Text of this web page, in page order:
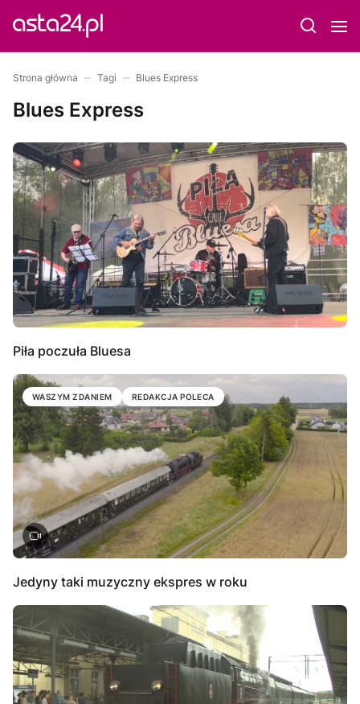
Strona główna Tagi Blues Express
Blues Express
Piła poczuła Bluesa
WASZYM ZDANIEM REDAKCJA POLECA
Jedyny taki muzyczny ekspres w roku